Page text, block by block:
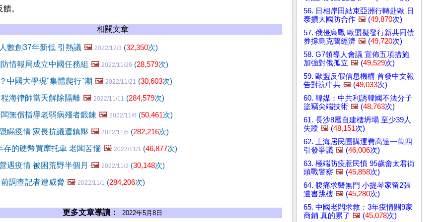
。
相關文章
數創37年新低 引熱議 🖼️ 2022/12/3 (32,350次)
情報局成立中國任務組 🖼️ 2022/11/29 (28,579次)
中國大學現"集體爬行"潮 🖼️ 2022/11/21 (30,603次)
海律師當天解除隔離 🖼️ 2022/11/11 (284,579次)
無償指導老弱病殘者鍛鍊 🖼️ 2022/11/6 (50,461次)
瞞疫情 家長抗議遭鎮壓 🖼️ 2022/11/5 (282,216次)
存的硬幣買摩托車 老闆苦惱 🖼️ 2022/11/1 (46,877次)
遇疫情 被困荒野半個月 🖼️ 2022/11/2 (30,148次)
調查記者遭威脅 🖼️ 2022/11/1 (284,206次)
更多文章導讀： 2022年5月8日
56. 日相岸田結束亞洲行轉赴歐 日
泰擴大國防合作 🖼️ (49,870次)
57. 俄侵烏戰 歐盟擬發行新共同債
券撐烏克蘭經濟 🖼️ (49,720次)
58. G7領導人會議 宣佈五項措施
加強對俄孤立 🖼️ (49,529次)
59. 歐盟反假信息機構 首發中文報
告對抗中共 🖼️ (49,033次)
60. 韓媒：中共利誘韓國不法分子
盜竊尖端技術 🖼️ (48,763次)
61. 長沙8層自建樓坍塌 至少39人
失蹤 🖼️ (48,151次)
62. 上海居民團購運費高達一萬四
引發爭議 🖼️ (46,006次)
63. 極端防疫惹民憤 95歲畲太君街
頭戰警察 🖼️ (45,858次)
64. 腹痛求醫無門 小提琴家留2張
遺書跳樓 🖼️ (45,280次)
65. 中國老闆求救：3年疫情關9家
商鋪 真的累了 🖼️ (45,078次)